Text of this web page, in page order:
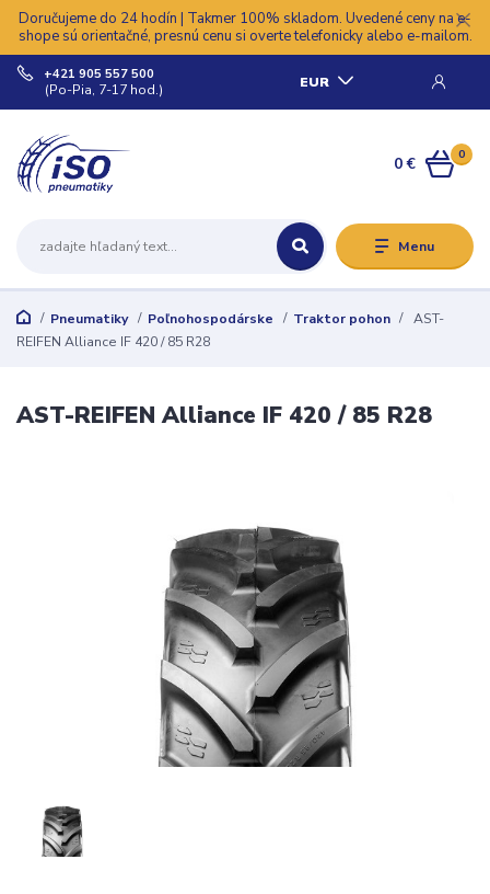
Doručujeme do 24 hodín | Takmer 100% skladom. Uvedené ceny na e-
shope sú orientačné, presnú cenu si overte telefonicky alebo e-mailom.
Menu
EUR
+421 905 557 500
(Po-Pia, 7-17 hod.)
0
0 €
Pneumatiky Poľnohospodárske Traktor pohon
AST-
REIFEN Alliance IF 420 / 85 R28
AST-REIFEN Alliance IF 420 / 85 R28